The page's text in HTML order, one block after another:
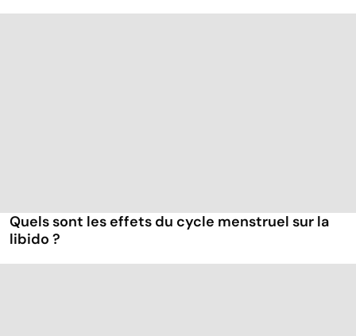
Quels sont les effets du cycle menstruel sur la
libido ?